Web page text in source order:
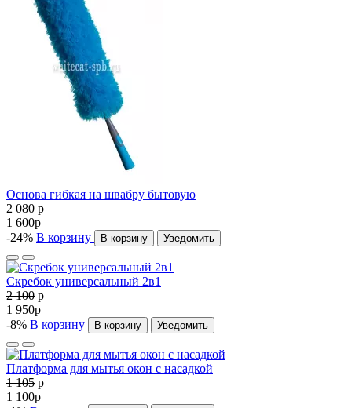
Основа гибкая на швабру бытовую
2 080 p
1 600p
-24% В корзину В корзину Уведомить
Скребок универсальный 2в1
2 100 p
1 950p
-8% В корзину В корзину Уведомить
Платформа для мытья окон с насадкой
1 105 p
1 100p